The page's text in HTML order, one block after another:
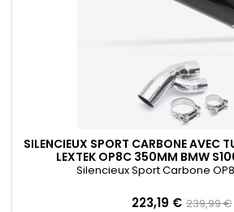
SILENCIEUX SPORT CARBONE AVEC
LEXTEK OP8C 350MM BMW
Silencieux Sport Carbone
Prix
223,19 € Prix
239,99 €